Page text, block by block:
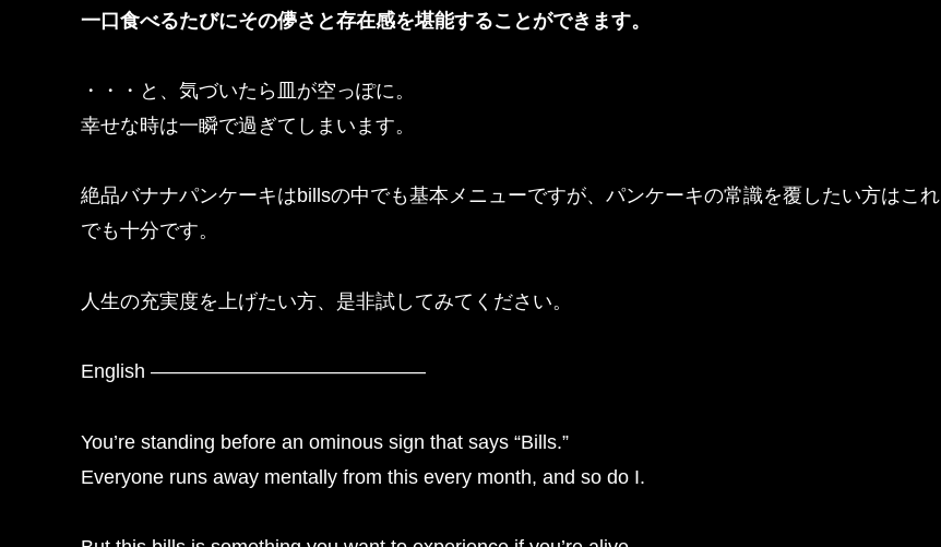
一口食べるたびにその儚さと存在感を堪能することができます。
・・・と、気づいたら皿が空っぽに。
幸せな時は一瞬で過ぎてしまいます。
絶品バナナパンケーキはbillsの中でも基本メニューですが、パンケーキの常識を覆したい方はこれ
でも十分です。
人生の充実度を上げたい方、是非試してみてください。
English ——————————————
You’re standing before an ominous sign that says “Bills.”
Everyone runs away mentally from this every month, and so do I.